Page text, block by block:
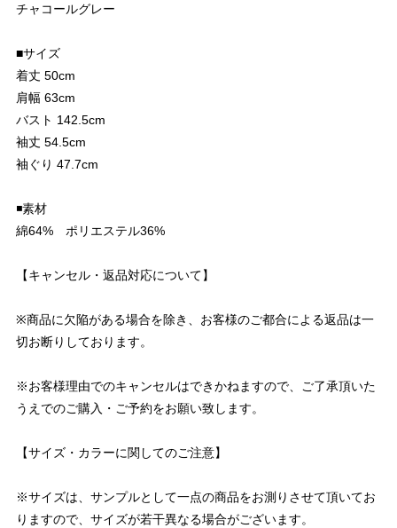
チャコールグレー
■サイズ
着丈 50cm
肩幅 63cm
バスト 142.5cm
袖丈 54.5cm
袖ぐり 47.7cm
◾️素材
綿64% ポリエステル36%
【キャンセル・返品対応について】
※商品に欠陥がある場合を除き、お客様のご都合による返品は一
切お断りしております。
※お客様理由でのキャンセルはできかねますので、ご了承頂いた
うえでのご購入・ご予約をお願い致します。
【サイズ・カラーに関してのご注意】
※サイズは、サンプルとして一点の商品をお測りさせて頂いてお
りますので、サイズが若干異なる場合がございます。